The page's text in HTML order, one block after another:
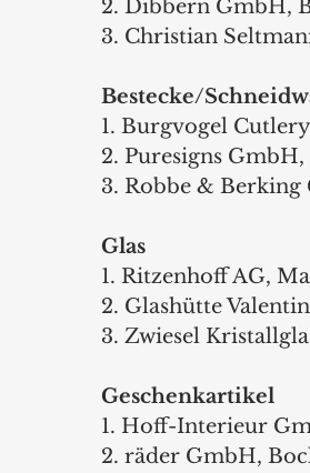
2. Dibbern GmbH,
3. Christian
Bestecke/
1. Burgvogel
2. Puresigns
3. Robbe &
Glas
1. Ritzenhoff AG,
2. Glashütte
3. Zwiesel
Geschenkartikel
1. Hoff-Interieur
2. räder GmbH,